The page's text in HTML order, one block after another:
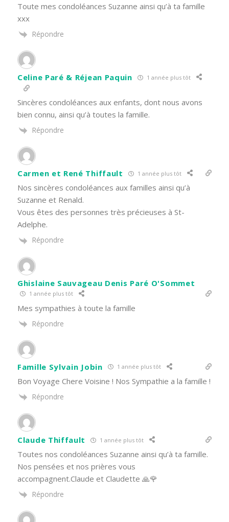
Toute mes condoléances Suzanne ainsi qu’à ta famille
xxx
Répondre
Celine Paré & Réjean Paquin 1 année plus tôt
Sincères condoléances aux enfants, dont nous avons
bien connu, ainsi qu’à toutes la famille.
Répondre
Carmen et René Thiffault 1 année plus tôt
Nos sincères condoléances aux familles ainsi qu’à
Suzanne et Renald.
Vous êtes des personnes très précieuses à St-
Adelphe.
Répondre
Ghislaine Sauvageau Denis Paré O'Sommet
1 année plus tôt
Mes sympathies à toute la famille
Répondre
Famille Sylvain Jobin 1 année plus tôt
Bon Voyage Chere Voisine ! Nos Sympathie a la famille !
Répondre
Claude Thiffault 1 année plus tôt
Toutes nos condoléances Suzanne ainsi qu’à ta famille.
Nos pensées et nos prières vous
accompagnent.Claude et Claudette 🙏🌹
Répondre